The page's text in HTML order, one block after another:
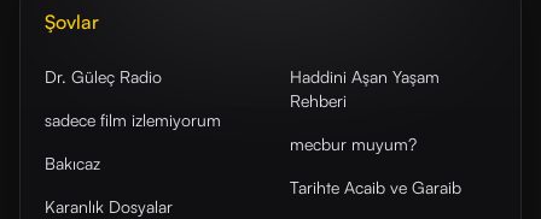
Şovlar
Dr. Güleç Radio
sadece film izlemiyorum
Bakıcaz
Karanlık Dosyalar
Haddini Aşan Yaşam
Rehberi
mecbur muyum?
Tarihte Acaib ve Garaib